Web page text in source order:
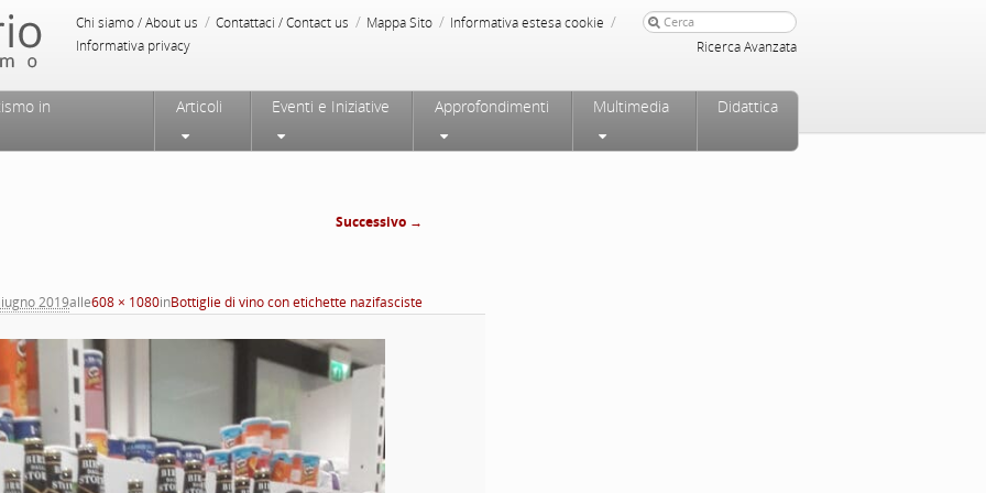
Chi siamo / About us / Contattaci / Contact us / Mappa Sito / Informativa estesa cookie /
Informativa privacy Ricerca Avanzata
in
Articoli Eventi e Iniziative Approfondimenti Multimedia Didattica
Successivo →
2019alle608 × 1080inBottiglie di vino con etichette nazifasciste